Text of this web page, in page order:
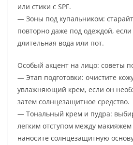
или стики с SPF.
— Зоны под купальником:
повторно даже под одеждой, если
длительная вода или пот.
Особый акцент на лицо: советы
— Этап подготовки: очистите
увлажняющий крем, если он
затем солнцезащитное средство.
— Тональный крем и пудра:
легким отступом между
наносите солнцезащитную